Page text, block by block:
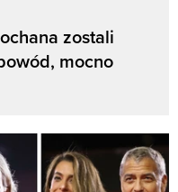
zostali
mocno